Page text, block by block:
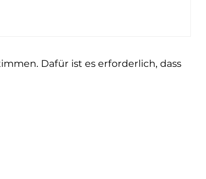
Dafür ist es erforderlich, dass